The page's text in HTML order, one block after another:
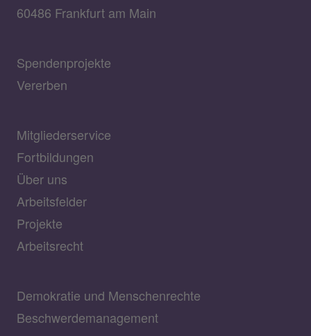
60486 Frankfurt am Main
Spendenprojekte
Vererben
Mitgliederservice
Fortbildungen
Über uns
Arbeitsfelder
Projekte
Arbeitsrecht
Demokratie und Menschenrechte
Beschwerdemanagement